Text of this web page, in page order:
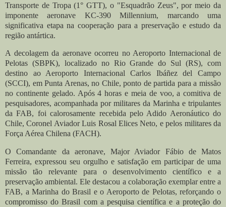
Transporte de Tropa (1° GTT), o "Esquadrão Zeus", por meio da
imponente aeronave KC-390 Millennium, marcando uma
significativa etapa na cooperação para a preservação e estudo da
região antártica.
A decolagem da aeronave ocorreu no Aeroporto Internacional de
Pelotas (SBPK), localizado no Rio Grande do Sul (RS), com
destino ao Aeroporto Internacional Carlos Ibáñez del Campo
(SCCI), em Punta Arenas, no Chile, ponto de partida para a missão
no continente gelado. Após 4 horas e meia de voo, a comitiva de
pesquisadores, acompanhada por militares da Marinha e tripulantes
da FAB, foi calorosamente recebida pelo Adido Aeronáutico do
Chile, Coronel Aviador Luis Rosal Elices Neto, e pelos militares da
Força Aérea Chilena (FACH).
O Comandante da aeronave, Major Aviador Fábio de Matos
Ferreira, expressou seu orgulho e satisfação em participar de uma
missão tão relevante para o desenvolvimento científico e a
preservação ambiental. Ele destacou a colaboração exemplar entre a
FAB, a Marinha do Brasil e o Aeroporto de Pelotas, reforçando o
compromisso do Brasil com a pesquisa científica e a proteção do